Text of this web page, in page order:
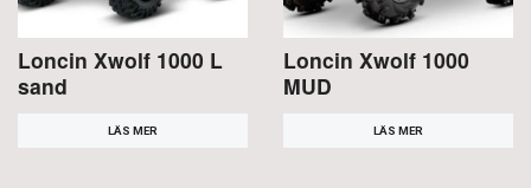
Loncin Xwolf 1000 L
sand
LÄS MER
Loncin Xwolf 1000
MUD
LÄS MER